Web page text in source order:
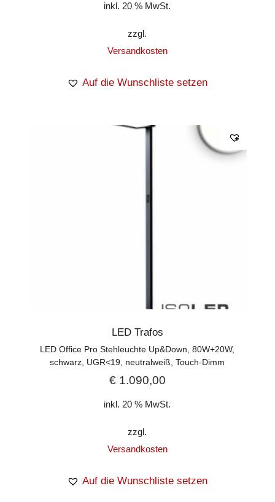
inkl. 20 % MwSt.
zzgl.
Versandkosten
Auf die Wunschliste setzen
LED Trafos
LED Office Pro Stehleuchte Up&Down, 80W+20W,
schwarz, UGR<19, neutralweiß, Touch-Dimm
€1.090,00
inkl. 20 % MwSt.
zzgl.
Versandkosten
Auf die Wunschliste setzen